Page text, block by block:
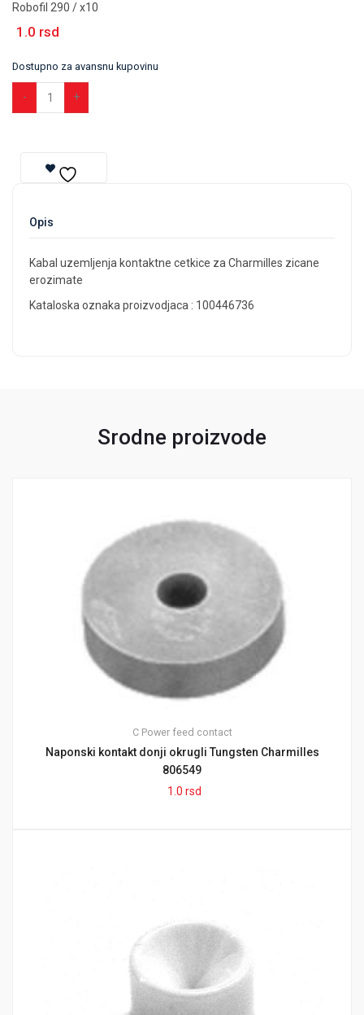
Robofil 290 / x10
1.0 rsd
Dostupno za avansnu kupovinu
Opis
Kabal uzemljenja kontaktne cetkice za Charmilles zicane
erozimate
Kataloska oznaka proizvodjaca : 100446736
Srodne proizvode
C Power feed contact
Naponski kontakt donji okrugli Tungsten Charmilles
806549
1.0 rsd